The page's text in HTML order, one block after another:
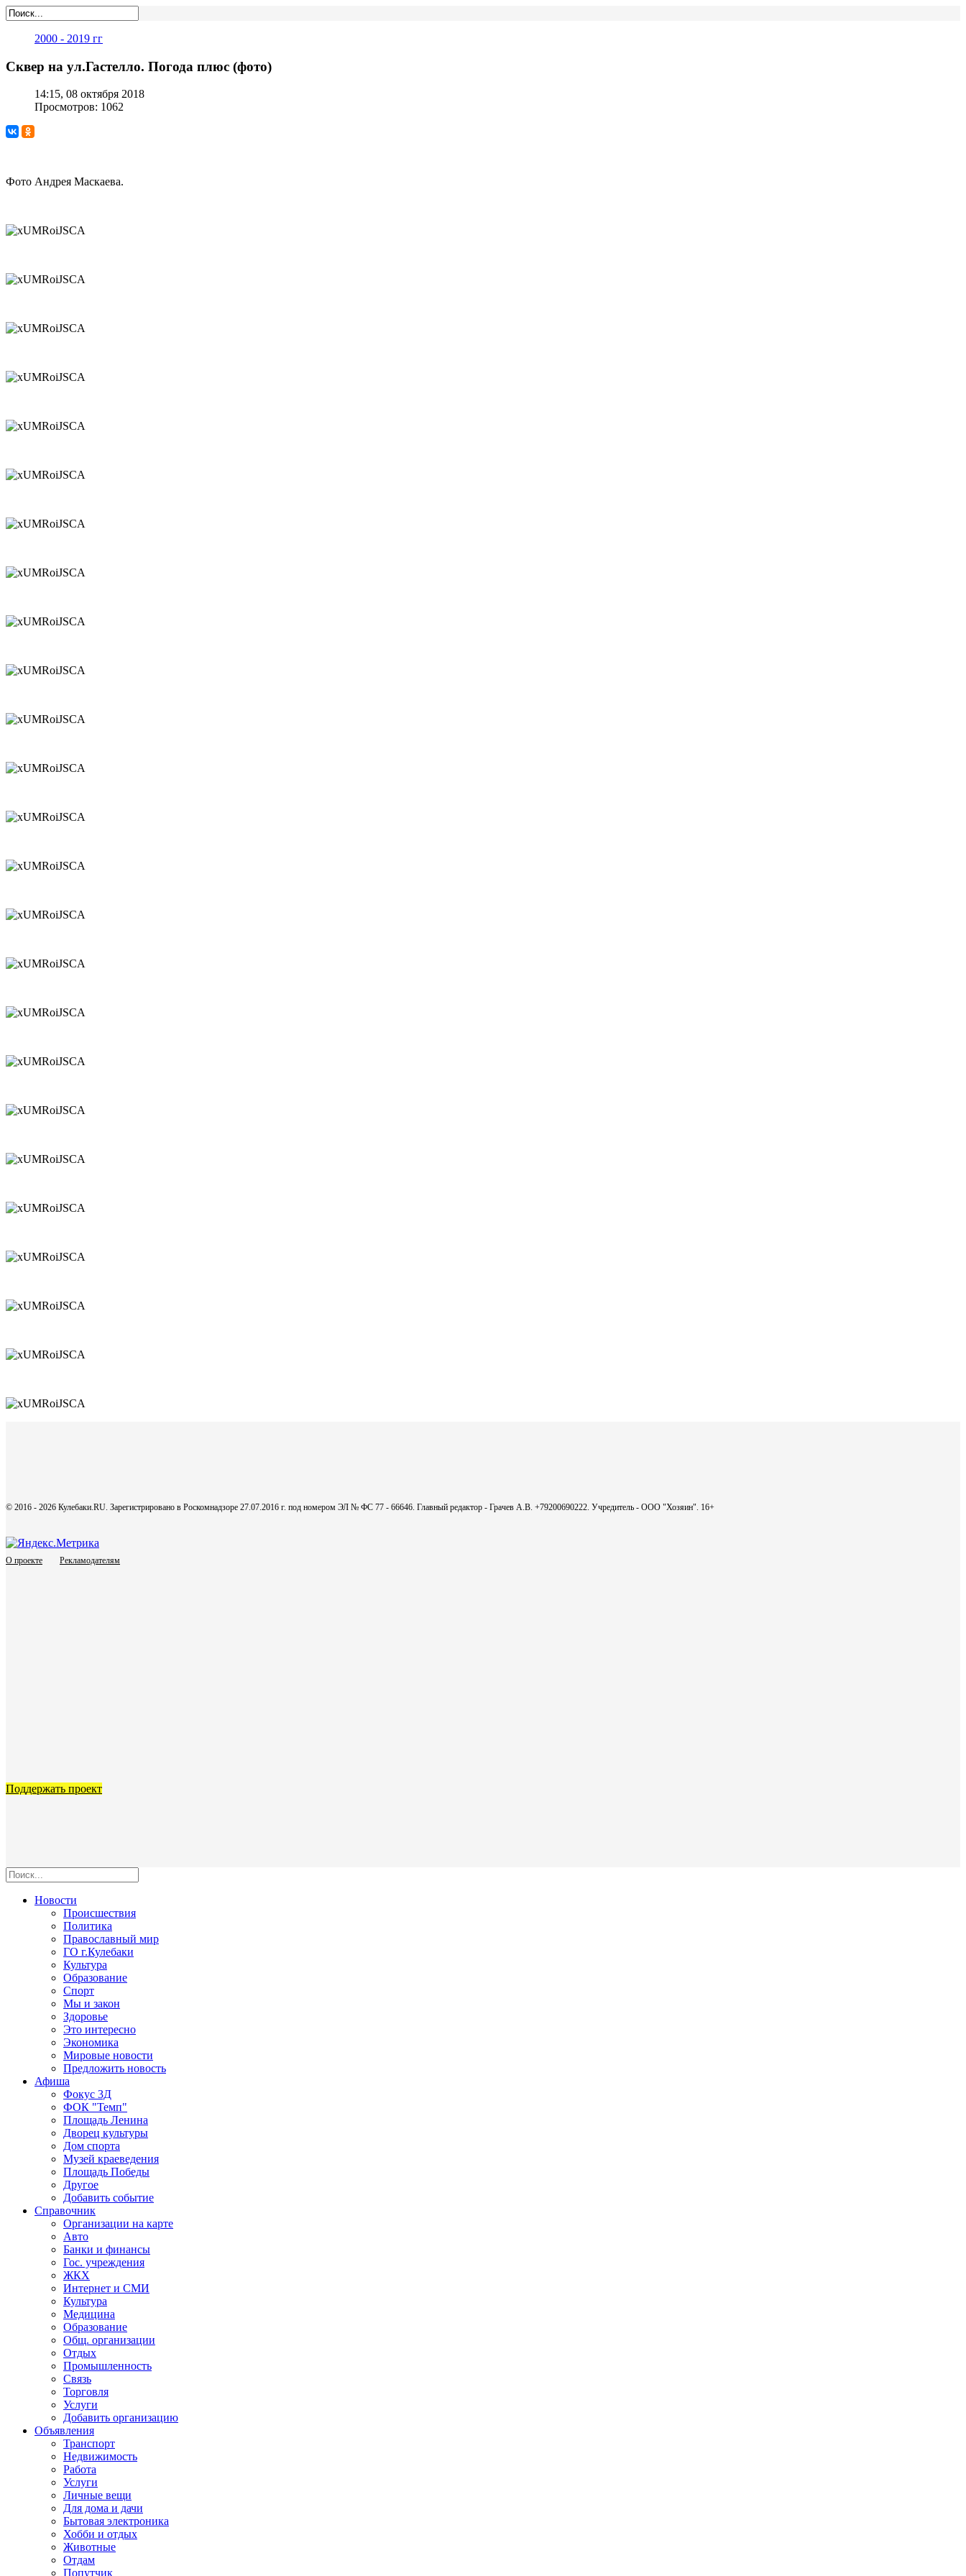
2000 - 2019 гг
Сквер на ул.Гастелло. Погода плюс (фото)
14:15, 08 октября 2018
Просмотров: 1062
Фото Андрея Маскаева.
© 2016 - 2026 Кулебаки.RU. Зарегистрировано в Роскомнадзоре 27.07.2016 г. под номером ЭЛ № ФС 77 - 66646. Главный редактор - Грачев А.В. +79200690222. Учредитель - ООО "Хозяин". 16+
О проекте Рекламодателям
Поддержать проект
Новости
Происшествия
Политика
Православный мир
ГО г.Кулебаки
Культура
Образование
Спорт
Мы и закон
Здоровье
Это интересно
Экономика
Мировые новости
Предложить новость
Афиша
Фокус 3Д
ФОК "Темп"
Площадь Ленина
Дворец культуры
Дом спорта
Музей краеведения
Площадь Победы
Другое
Добавить событие
Справочник
Организации на карте
Авто
Банки и финансы
Гос. учреждения
ЖКХ
Интернет и СМИ
Культура
Медицина
Образование
Общ. организации
Отдых
Промышленность
Связь
Торговля
Услуги
Добавить организацию
Объявления
Транспорт
Недвижимость
Работа
Услуги
Личные вещи
Для дома и дачи
Бытовая электроника
Хобби и отдых
Животные
Отдам
Попутчик